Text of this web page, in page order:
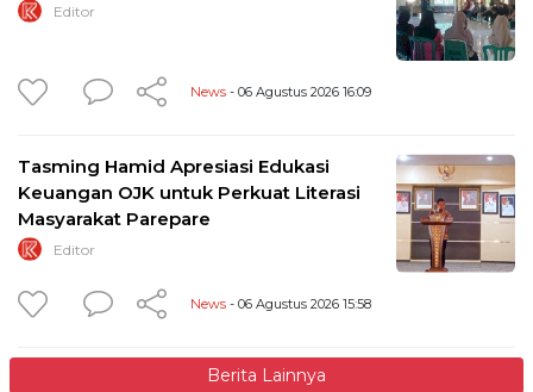
Editor
News - 06 Agustus 2026 16:09
Tasming Hamid Apresiasi Edukasi
Keuangan OJK untuk Perkuat Literasi
Masyarakat Parepare
Editor
News - 06 Agustus 2026 15:58
Berita Lainnya